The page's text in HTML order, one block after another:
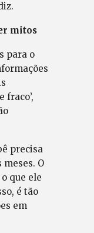
mitos
para o
fraco’,
precisa
meses. O
que ele
é tão
em